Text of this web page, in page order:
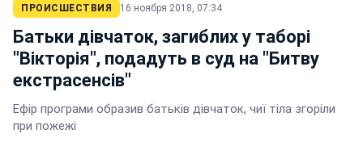
ПРОИСШЕСТВИЯ 16 ноября 2018, 07:34
Батьки дівчаток, загиблих у таборі
"Вікторія", подадуть в суд на "Битву
екстрасенсів"
Ефір програми образив батьків дівчаток, чиї тіла згоріли
при пожежі